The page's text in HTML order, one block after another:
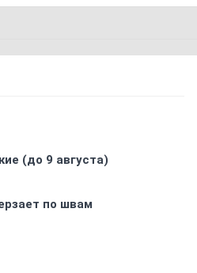
(до 9 августа)
по швам